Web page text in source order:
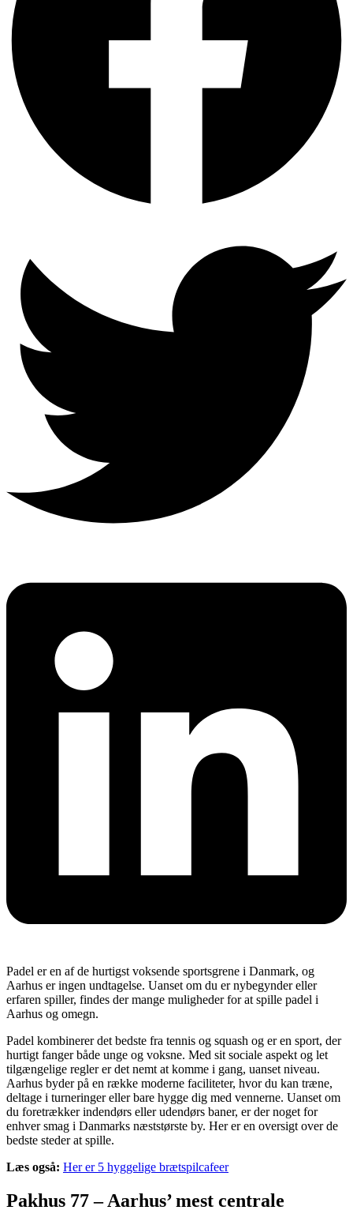
Padel er en af de hurtigst voksende sportsgrene i Danmark, og
Aarhus er ingen undtagelse. Uanset om du er nybegynder eller
erfaren spiller, findes der mange muligheder for at spille padel i
Aarhus og omegn.
Padel kombinerer det bedste fra tennis og squash og er en sport, der
hurtigt fanger både unge og voksne. Med sit sociale aspekt og let
tilgængelige regler er det nemt at komme i gang, uanset niveau.
Aarhus byder på en række moderne faciliteter, hvor du kan træne,
deltage i turneringer eller bare hygge dig med vennerne. Uanset om
du foretrækker indendørs eller udendørs baner, er der noget for
enhver smag i Danmarks næststørste by. Her er en oversigt over de
bedste steder at spille.
Læs også: Her er 5 hyggelige brætspilcafeer
Pakhus 77 – Aarhus’ mest centrale